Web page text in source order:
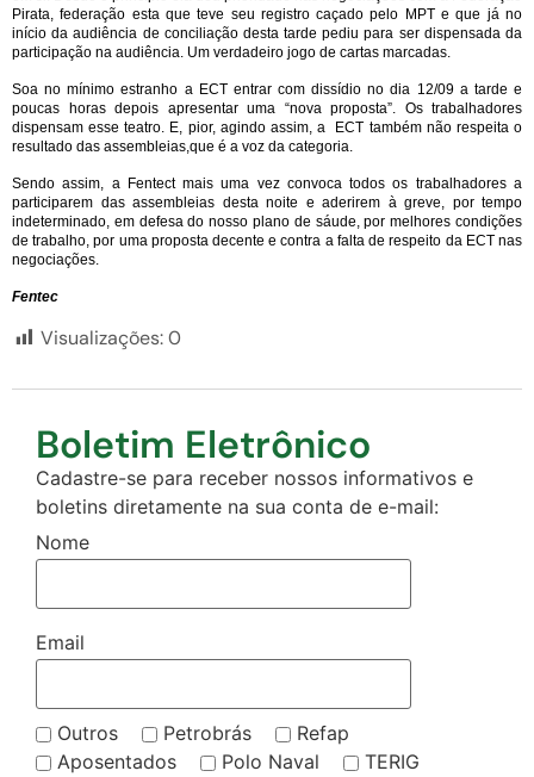
Pirata, federação esta que teve seu registro caçado pelo MPT e que já no
início da audiência de conciliação desta tarde pediu para ser dispensada da
participação na audiência. Um verdadeiro jogo de cartas marcadas.
Soa no mínimo estranho a ECT entrar com dissídio no dia 12/09 a tarde e
poucas horas depois apresentar uma “nova proposta”. Os trabalhadores
dispensam esse teatro. E, pior, agindo assim, a ECT também não respeita o
resultado das assembleias,que é a voz da categoria.
Sendo assim, a Fentect mais uma vez convoca todos os trabalhadores a
participarem das assembleias desta noite e aderirem à greve, por tempo
indeterminado, em defesa do nosso plano de sáude, por melhores condições
de trabalho, por uma proposta decente e contra a falta de respeito da ECT nas
negociações.
Fentec
Visualizações:0
Boletim Eletrônico
Cadastre-se para receber nossos informativos e
boletins diretamente na sua conta de e-mail:
Nome
Email
Outros Petrobrás
Refap
Aposentados
Polo Naval
TERIG